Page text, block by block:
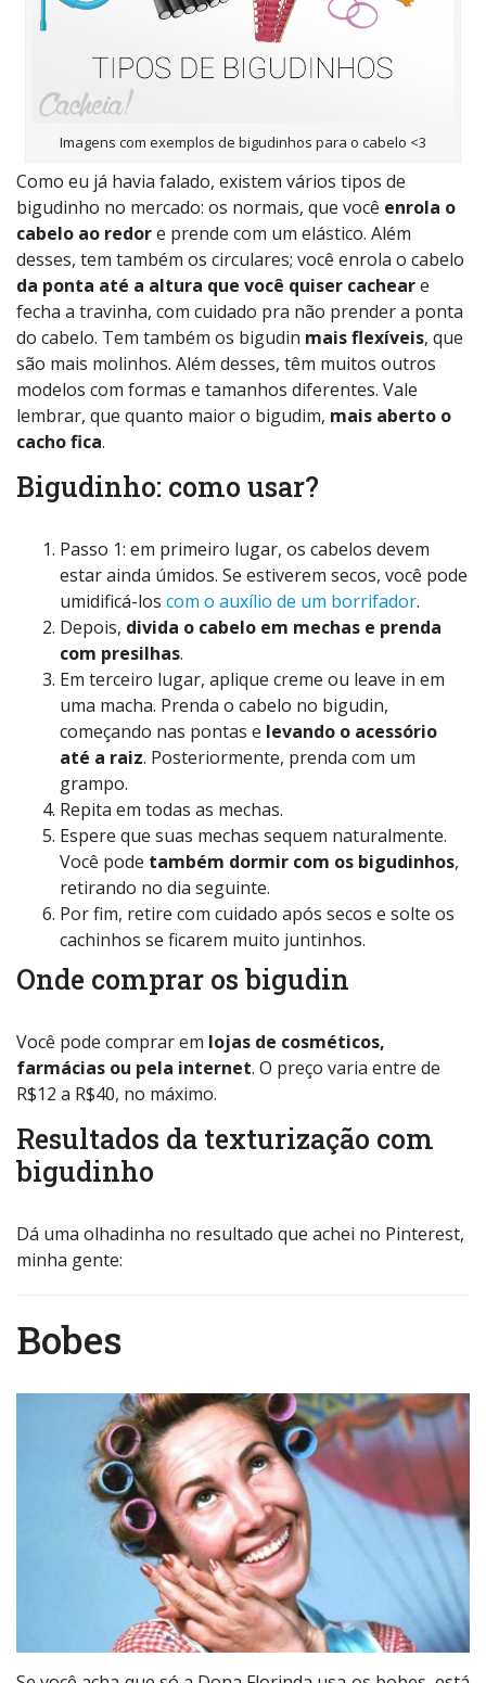
Imagens com exemplos de bigudinhos para o cabelo <3
Como eu já havia falado, existem vários tipos de
bigudinho no mercado: os normais, que você enrola o
cabelo ao redore prende com um elástico. Além
desses, tem também os circulares; você enrola o cabelo
da ponta até a altura que você quiser cacheare
fecha a travinha, com cuidado pra não prender a ponta
do cabelo. Tem também os bigudin mais flexíveis, que
são mais molinhos. Além desses, têm muitos outros
modelos com formas e tamanhos diferentes. Vale
lembrar, que quanto maior o bigudim, mais aberto o
cacho fica.
Bigudinho: como usar?
Passo 1: em primeiro lugar, os cabelos devem
estar ainda úmidos. Se estiverem secos, você pode
umidificá-los com o auxílio de um borrifador.
Depois, divida o cabelo em mechas e prenda
com presilhas.
Em terceiro lugar, aplique creme ou leave in em
uma macha. Prenda o cabelo no bigudin,
começando nas pontas e levando o acessório
até a raiz. Posteriormente, prenda com um
grampo.
Repita em todas as mechas.
Espere que suas mechas sequem naturalmente.
Você pode também dormir com os bigudinhos,
retirando no dia seguinte.
Por fim, retire com cuidado após secos e solte os
cachinhos se ficarem muito juntinhos.
Onde comprar os bigudin
Você pode comprar em lojas de cosméticos,
farmácias ou pela internet. O preço varia entre de
R$12 a R$40, no máximo.
Resultados da texturização com
bigudinho
Dá uma olhadinha no resultado que achei no Pinterest,
minha gente:
Bobes